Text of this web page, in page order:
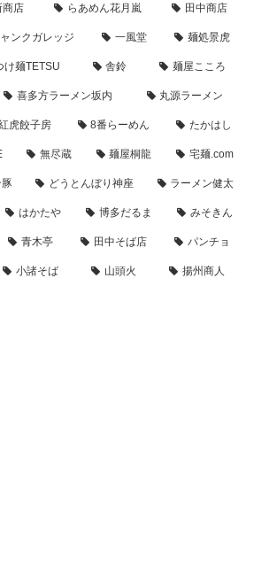
商店 らあめん花月嵐 田中商店
ンクガレッジ 一風堂 麺処景虎
け麺TETSU 舎鈴 麺屋こころ
喜多方ラーメン坂内 丸源ラーメン
虎餃子房 8番らーめん たかはし
無尽蔵 麺屋桐龍 宅麺.com
どうとんぼり神座 ラーメン健太
はかたや 博多だるま みそきん
青木亭 田中そば店 パンチョ
小諸そば 山頭火 揚州商人